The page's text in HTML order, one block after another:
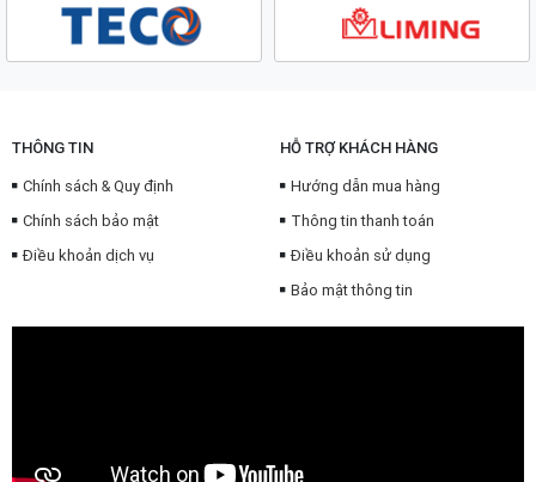
THÔNG TIN
Chính sách & Quy định
Chính sách bảo mật
Điều khoản dịch vụ
HỖ TRỢ KHÁCH HÀNG
Hướng dẫn mua hàng
Thông tin thanh toán
Điều khoản sử dụng
Bảo mật thông tin